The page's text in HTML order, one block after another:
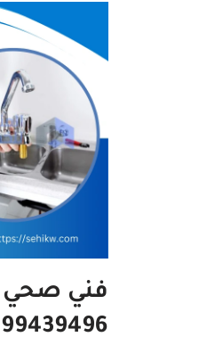
فني صحي